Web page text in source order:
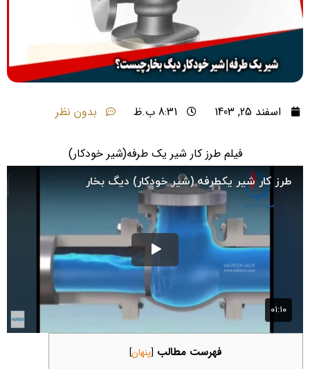
اسفند 25, 1403 8:31 ب.ظ بدون نظر
فیلم طرز کار شیر یک طرفه(شیر خودکار)
فهرست مطالب [پنهان]